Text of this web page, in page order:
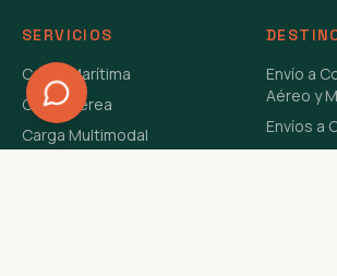
SERVICIOS
Carga Marítima
Carga Aérea
Carga Multimodal
Envío a
Aéreo y
Envíos a